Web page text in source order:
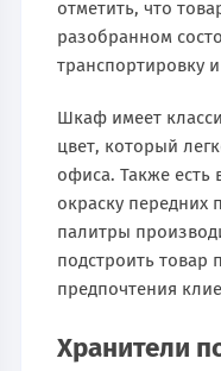
отметить, что
разобранном
транспортировку и
Шкаф имеет
цвет, который
офиса. Также есть
окраску передних
палитры
подстроить товар
предпочтения
Хранители